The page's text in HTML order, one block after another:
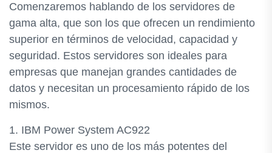
Comenzaremos hablando de los servidores de
gama alta, que son los que ofrecen un rendimiento
superior en términos de velocidad, capacidad y
seguridad. Estos servidores son ideales para
empresas que manejan grandes cantidades de
datos y necesitan un procesamiento rápido de los
mismos.
1. IBM Power System AC922
Este servidor es uno de los más potentes del